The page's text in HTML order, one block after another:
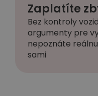
Zaplatíte
Bez kontroly
argumenty pre
nepoznáte
sami